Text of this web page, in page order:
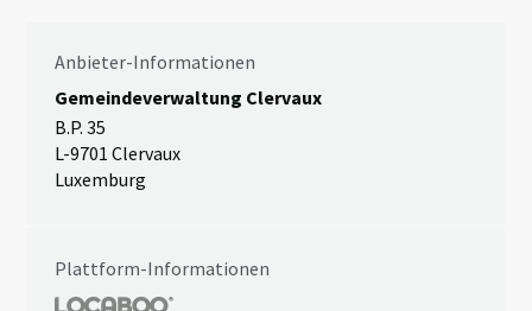
Anbieter-Informationen
Gemeindeverwaltung Clervaux
B.P. 35
L-9701 Clervaux
Luxemburg
Plattform-Informationen